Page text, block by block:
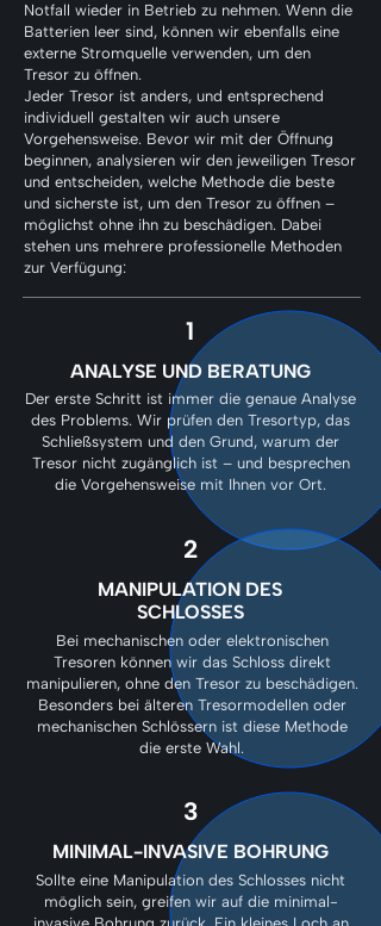
Notfall wieder in Betrieb zu nehmen. Wenn die
Batterien leer sind, können wir ebenfalls eine
externe Stromquelle verwenden, um den
Tresor zu öffnen.
Jeder Tresor ist anders, und entsprechend
individuell gestalten wir auch unsere
Vorgehensweise. Bevor wir mit der Öffnung
beginnen, analysieren wir den jeweiligen Tresor
und entscheiden, welche Methode die beste
und sicherste ist, um den Tresor zu öffnen –
möglichst ohne ihn zu beschädigen. Dabei
stehen uns mehrere professionelle Methoden
zur Verfügung:
1
ANALYSE UND BERATUNG
Der erste Schritt ist immer die genaue Analyse
des Problems. Wir prüfen den Tresortyp, das
Schließsystem und den Grund, warum der
Tresor nicht zugänglich ist – und besprechen
die Vorgehensweise mit Ihnen vor Ort.
2
MANIPULATION DES
SCHLOSSES
Bei mechanischen oder elektronischen
Tresoren können wir das Schloss direkt
manipulieren, ohne den Tresor zu beschädigen.
Besonders bei älteren Tresormodellen oder
mechanischen Schlössern ist diese Methode
die erste Wahl.
3
MINIMAL-INVASIVE BOHRUNG
Sollte eine Manipulation des Schlosses nicht
möglich sein, greifen wir auf die minimal-